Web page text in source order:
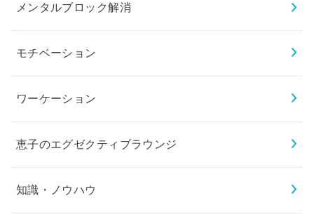
メンタルブロック解消
モチベーション
ワーケーション
恵子のエグゼクティブラウンジ
知識・ノウハウ